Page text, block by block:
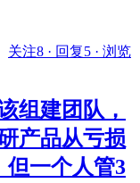
关注8 · 回复5 · 浏览
组建团队，
产品从亏损
但一个人管3